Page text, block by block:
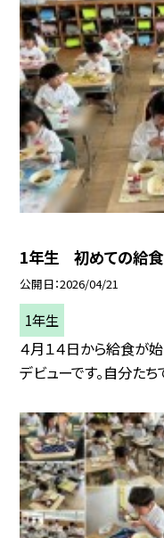
1年生 初めての給食
公開日 2026/04/21
1年生
４月１４日から給食が
デビューです。自分たち